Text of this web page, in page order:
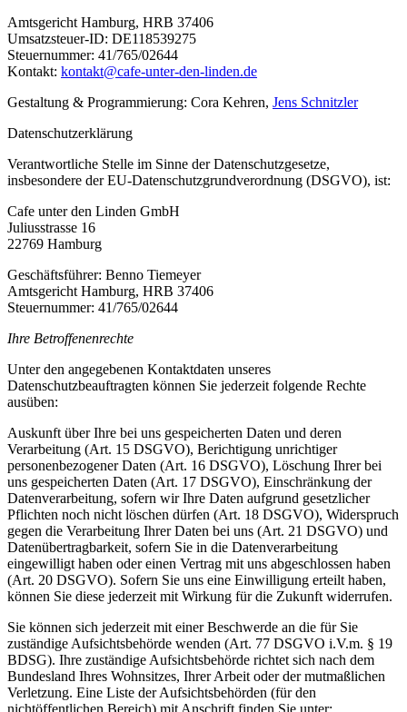
Amtsgericht Hamburg, HRB 37406
Umsatzsteuer-ID: DE118539275
Steuernummer: 41/765/02644
Kontakt: kontakt@cafe-unter-den-linden.de
Gestaltung & Programmierung: Cora Kehren, Jens Schnitzler
Datenschutzerklärung
Verantwortliche Stelle im Sinne der Datenschutzgesetze,
insbesondere der EU-Datenschutzgrundverordnung (DSGVO), ist:
Cafe unter den Linden GmbH
Juliusstrasse 16
22769 Hamburg
Geschäftsführer: Benno Tiemeyer
Amtsgericht Hamburg, HRB 37406
Steuernummer: 41/765/02644
Ihre Betroffenenrechte
Unter den angegebenen Kontaktdaten unseres
Datenschutzbeauftragten können Sie jederzeit folgende Rechte
ausüben:
Auskunft über Ihre bei uns gespeicherten Daten und deren
Verarbeitung (Art. 15 DSGVO), Berichtigung unrichtiger
personenbezogener Daten (Art. 16 DSGVO), Löschung Ihrer bei
uns gespeicherten Daten (Art. 17 DSGVO), Einschränkung der
Datenverarbeitung, sofern wir Ihre Daten aufgrund gesetzlicher
Pflichten noch nicht löschen dürfen (Art. 18 DSGVO), Widerspruch
gegen die Verarbeitung Ihrer Daten bei uns (Art. 21 DSGVO) und
Datenübertragbarkeit, sofern Sie in die Datenverarbeitung
eingewilligt haben oder einen Vertrag mit uns abgeschlossen haben
(Art. 20 DSGVO). Sofern Sie uns eine Einwilligung erteilt haben,
können Sie diese jederzeit mit Wirkung für die Zukunft widerrufen.
Sie können sich jederzeit mit einer Beschwerde an die für Sie
zuständige Aufsichtsbehörde wenden (Art. 77 DSGVO i.V.m. § 19
BDSG). Ihre zuständige Aufsichtsbehörde richtet sich nach dem
Bundesland Ihres Wohnsitzes, Ihrer Arbeit oder der mutmaßlichen
Verletzung. Eine Liste der Aufsichtsbehörden (für den
nichtöffentlichen Bereich) mit Anschrift finden Sie unter: